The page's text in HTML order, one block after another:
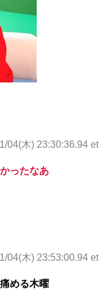
04(木) 23:30:36.94 et
ったなあ
04(木) 23:53:00.94 et
める木曜